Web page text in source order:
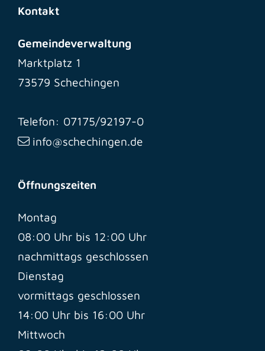
Kontakt
Gemeindeverwaltung
Marktplatz 1
73579 Schechingen
Telefon: 07175/92197-0
info@schechingen.de
Öffnungszeiten
Montag
08:00 Uhr bis 12:00 Uhr
nachmittags geschlossen
Dienstag
vormittags geschlossen
14:00 Uhr bis 16:00 Uhr
Mittwoch